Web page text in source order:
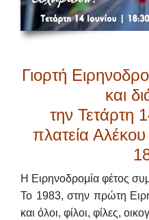
Γιορτή
και
την Τετάρτη
πλατεία
Η Ειρηνοδρομία φέτος
Το 1983, στην πρώτη
και όλοι, φίλοι, φίλες,